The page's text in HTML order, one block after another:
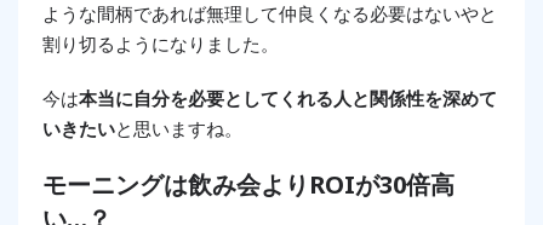
ような間柄であれば無理して仲良くなる必要はないやと
割り切るようになりました。
今は本当に自分を必要としてくれる人と関係性を深めて
いきたいと思いますね。
モーニングは飲み会よりROIが30倍高
い…？